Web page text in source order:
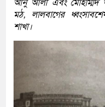
আনু আলী এবং মোহাম্মদ
মঠ, লালবাগের
শাখা।